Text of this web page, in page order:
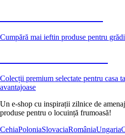
Cumpără mai ieftin produse pentru
Colecții premium selectate pentru casa
avantajoase
Un e-shop cu inspirații zilnice de
produse pentru o locuință frumoasă!
CehiaPoloniaSlovaciaRomâniaUngaria